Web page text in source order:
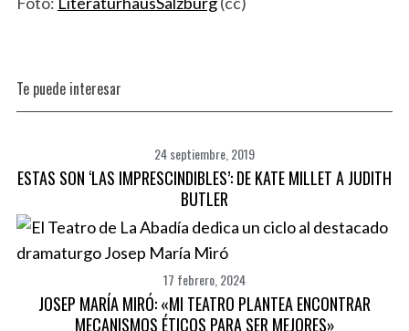
Te puede interesar
24 septiembre, 2019
ESTAS SON ‘LAS IMPRESCINDIBLES’: DE KATE MILLET A JUDITH
BUTLER
17 febrero, 2024
JOSEP MARÍA MIRÓ: «MI TEATRO PLANTEA ENCONTRAR
MECANISMOS ÉTICOS PARA SER MEJORES»
r
c
r